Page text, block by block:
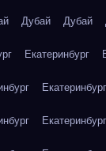
Дубай Дубай
Екатеринбург
Екатеринбург
Екатеринбург